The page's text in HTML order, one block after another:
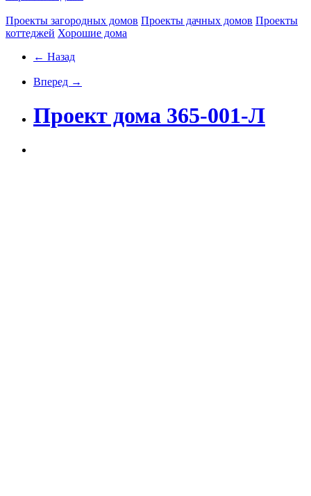
Проекты загородных домов Проекты дачных домов Проекты
коттеджей Хорошие дома
← Назад
Вперед →
Проект дома 365-001-Л